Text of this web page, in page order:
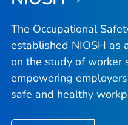
The Occupational
established NIOSH as
on the study of worker
empowering
safe and healthy